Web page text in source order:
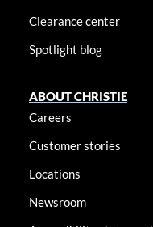
Clearance center
Spotlight blog
ABOUT CHRISTIE
Careers
Customer stories
Locations
Newsroom